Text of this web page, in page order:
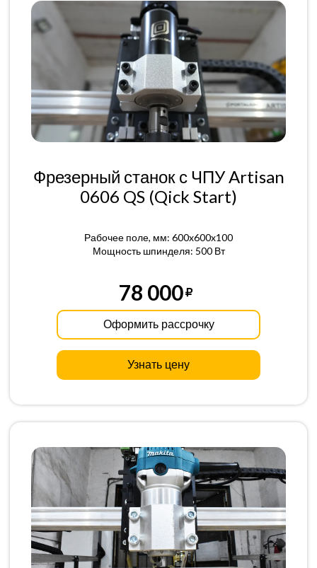
Фрезерный станок с ЧПУ Artisan
0606 QS (Qick Start)
Рабочее поле, мм: 600x600x100
Мощность шпинделя: 500 Вт
78 000
Оформить рассрочку
Узнать цену